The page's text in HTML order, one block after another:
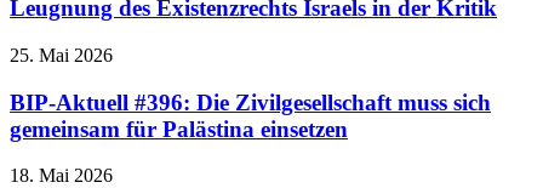
Leugnung des Existenzrechts Israels in der Kritik
25. Mai 2026
BIP-Aktuell #396: Die Zivilgesellschaft muss sich
gemeinsam für Palästina einsetzen
18. Mai 2026